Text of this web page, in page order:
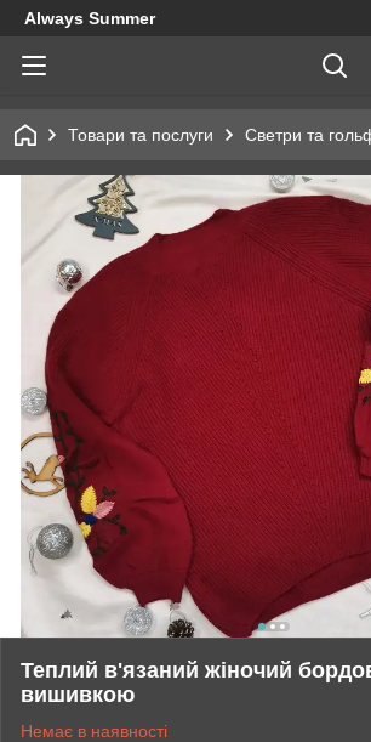
Always Summer
Товари та послуги Светри та
Теплий в'язаний жіночий
вишивкою
Немає в наявності